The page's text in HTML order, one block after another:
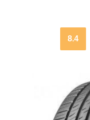
8.4